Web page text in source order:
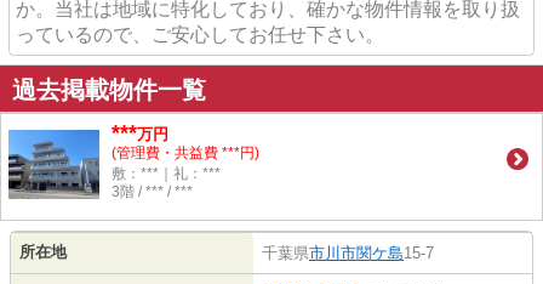
か。当社は地域に特化しており、確かな物件情報を取り扱
っているので、ご安心してお任せ下さい。
過去掲載物件一覧
***万円
(管理費・共益費 ***円)
敷：***｜礼：***
3階 / *** / ***
所在地 千葉県市川市関ケ島15-7